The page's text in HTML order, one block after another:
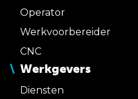
Operator
Werkvoorbereider
CNC
Werkgevers
Diensten